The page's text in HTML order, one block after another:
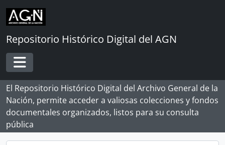
Skip to main content
Repositorio Histórico Digital del AGN
Toggle navigation
El Repositorio Histórico Digital del Archivo General de la
Nación, permite acceder a valiosas colecciones y fondos
documentales organizados, listos para su consulta
pública